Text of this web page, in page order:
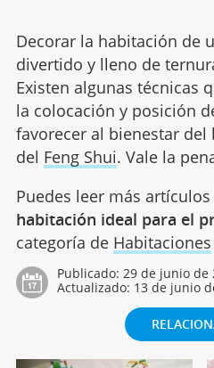
Decorar la habitación de
divertido y lleno de
Existen algunas técnicas
la colocación y posición
favorecer al bienestar del
del Feng Shui. Vale la
Puedes leer más
habitación ideal para el
categoría de Habitaciones
Publicado: 29 de junio de
Actualizado: 13 de junio